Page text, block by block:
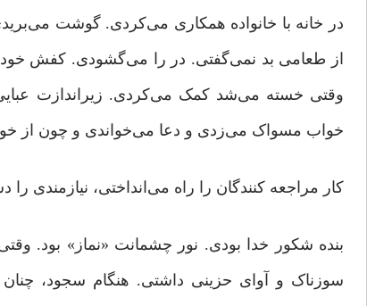
در خانه با خانواده همکاری می‌کردی. گوشت
از طعامی بد نمی‌گفتی. در را می‌گشودی. کفش
وقتی خسته می‌شد کمک می‌کردی. زیراندازت
خواب مسواک می‌زدی و دعا می‌خواندی و چون از
کار مراجعه کنندگان را راه می‌انداختی، نیازمندی
بنده‌ شکور خدا بودی. نور چشمانت «نماز» بود.
سوزناک و آوای حزینی داشتی. هنگام سجود،